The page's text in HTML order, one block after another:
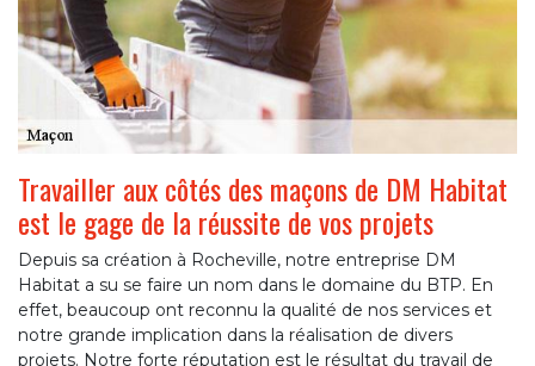
Travailler aux côtés des maçons de DM Habitat
est le gage de la réussite de vos projets
Depuis sa création à Rocheville, notre entreprise DM
Habitat a su se faire un nom dans le domaine du BTP. En
effet, beaucoup ont reconnu la qualité de nos services et
notre grande implication dans la réalisation de divers
projets. Notre forte réputation est le résultat du travail de